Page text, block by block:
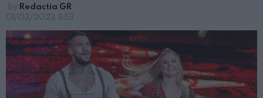
by Redactia GR
01/03/2023, 11:53